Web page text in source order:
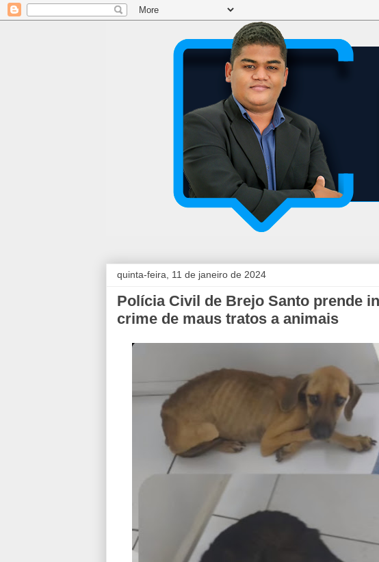
quinta-feira, 11 de janeiro de 2024
Polícia Civil de Brejo Santo prende
crime de maus tratos a animais